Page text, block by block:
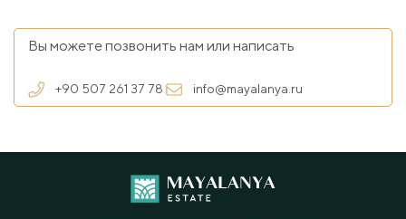
Вы можете позвонить нам или написать
+90 507 261 37 78 info@mayalanya.ru